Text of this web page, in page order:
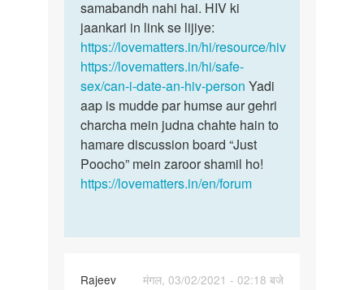
HIV
hone
par
usko
Sex…
by
Mithun
Ray
HIV
se
sex
ki…
samabandh nahi hai. HIV ki
jaankari in link se lijiye:
https://lovematters.in/hi/resource/hiv
https://lovematters.in/hi/safe-
sex/can-i-date-an-hiv-person Yadi
aap is mudde par humse aur gehri
charcha mein judna chahte hain to
hamare discussion board “Just
Poocho” mein zaroor shamil ho!
https://lovematters.in/en/forum
Rajeev
मंगल, 03/02/2021 - 02:18 बजे